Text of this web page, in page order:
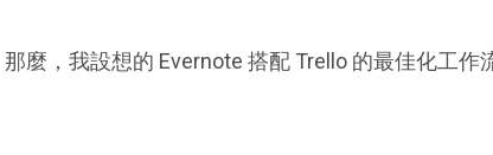
那麼，我設想的 Evernote 搭配 Trello 的最佳化工作